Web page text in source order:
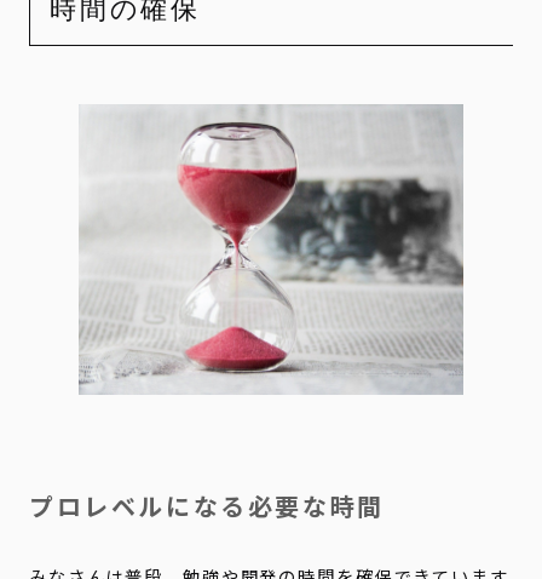
時間の確保
プロレベルになる必要な時間